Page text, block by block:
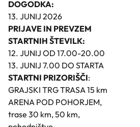
DOGODKA:
13. JUNIJ 2026
PRIJAVE IN PREVZEM
STARTNIH ŠTEVILK:
12. JUNIJ OD 17.00-20.00
13. JUNIJ 7.00 DO STARTA
STARTNI PRIZORIŠČI:
GRAJSKI TRG TRASA 15 km
ARENA POD POHORJEM,
trase 30 km, 50 km,